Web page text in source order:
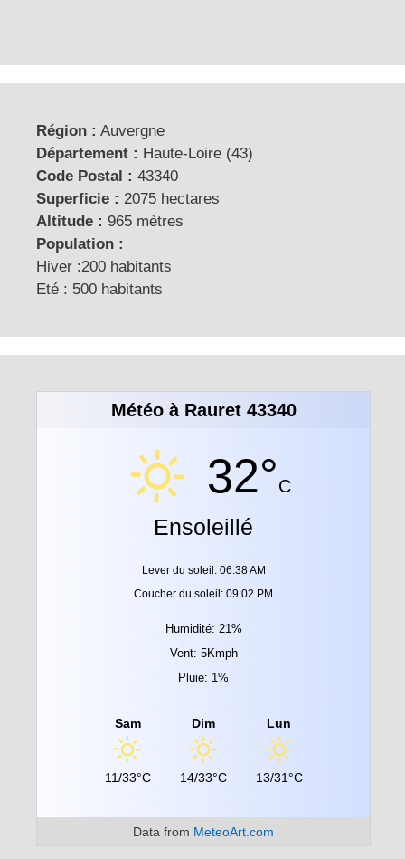
Région : Auvergne
Département : Haute-Loire (43)
Code Postal : 43340
Superficie : 2075 hectares
Altitude : 965 mètres
Population :
Hiver :200 habitants
Eté : 500 habitants
Météo à Rauret 43340
32°C
Ensoleillé
Lever du soleil: 06:38 AM
Coucher du soleil: 09:02 PM
Humidité: 21%
Vent: 5Kmph
Pluie: 1%
Sam
11/33°C
Dim
14/33°C
Lun
13/31°C
Data from MeteoArt.com